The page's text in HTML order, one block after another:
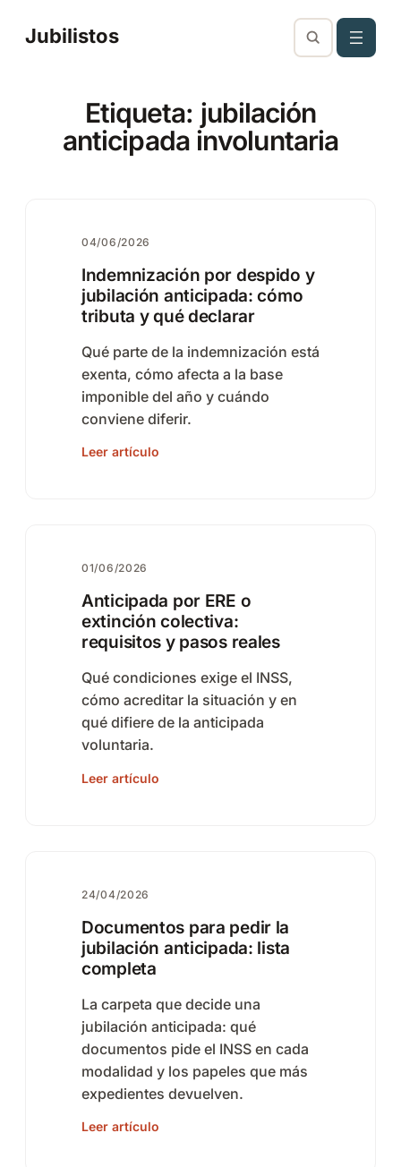
Jubilistos
Etiqueta: jubilación
anticipada involuntaria
04/06/2026
Indemnización por despido y
jubilación anticipada: cómo
tributa y qué declarar
Qué parte de la indemnización está
exenta, cómo afecta a la base
imponible del año y cuándo
conviene diferir.
Leer artículo
01/06/2026
Anticipada por ERE o
extinción colectiva:
requisitos y pasos reales
Qué condiciones exige el INSS,
cómo acreditar la situación y en
qué difiere de la anticipada
voluntaria.
Leer artículo
24/04/2026
Documentos para pedir la
jubilación anticipada: lista
completa
La carpeta que decide una
jubilación anticipada: qué
documentos pide el INSS en cada
modalidad y los papeles que más
expedientes devuelven.
Leer artículo